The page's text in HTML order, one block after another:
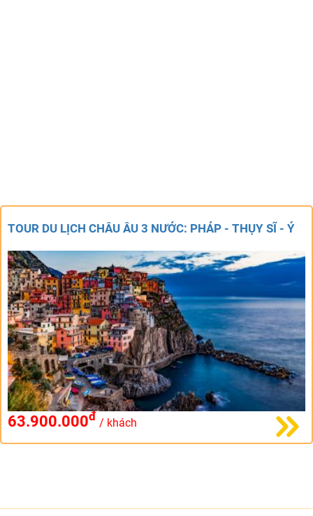
TOUR DU LỊCH CHÂU ÂU 3 NƯỚC: PHÁP - THỤY SĨ - Ý
63.900.000đ / khách